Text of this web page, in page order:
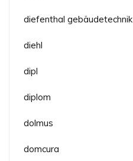
diefenthal gebäudetechnik
diehl
dipl
diplom
dolmus
domcura